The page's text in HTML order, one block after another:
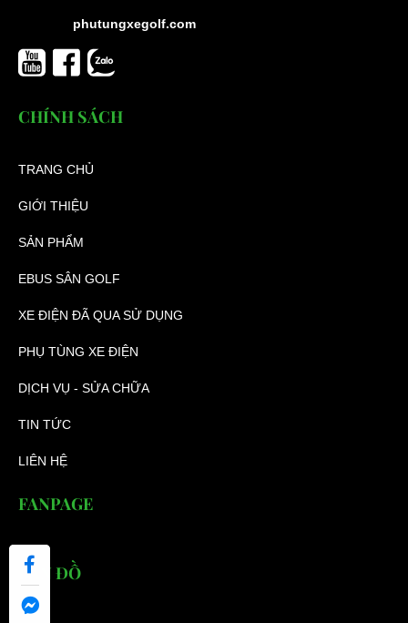
phutungxegolf.com
CHÍNH SÁCH
TRANG CHỦ
GIỚI THIỆU
SẢN PHẨM
EBUS SÂN GOLF
XE ĐIỆN ĐÃ QUA SỬ DỤNG
PHỤ TÙNG XE ĐIỆN
DỊCH VỤ - SỬA CHỮA
TIN TỨC
LIÊN HỆ
FANPAGE
BẢN ĐỒ